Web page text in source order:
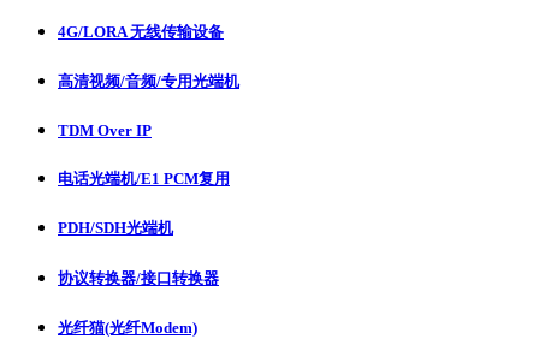
4G/LORA 无线传输设备
高清视频/音频/专用光端机
TDM Over IP
电话光端机/E1 PCM复用
PDH/SDH光端机
协议转换器/接口转换器
光纤猫(光纤Modem)